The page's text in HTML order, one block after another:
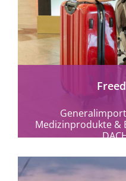
mehr
Medizinprodukte &